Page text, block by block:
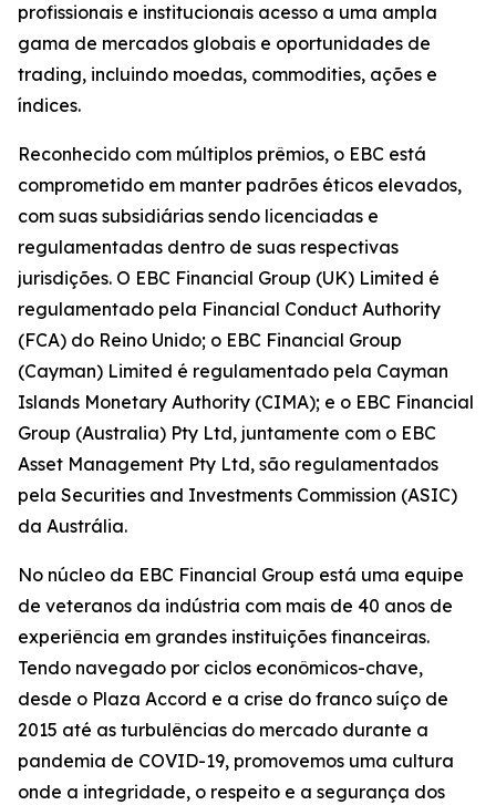
profissionais e institucionais acesso a uma ampla
gama de mercados globais e oportunidades de
trading, incluindo moedas, commodities, ações e
índices.
Reconhecido com múltiplos prêmios, o EBC está
comprometido em manter padrões éticos elevados,
com suas subsidiárias sendo licenciadas e
regulamentadas dentro de suas respectivas
jurisdições. O EBC Financial Group (UK) Limited é
regulamentado pela Financial Conduct Authority
(FCA) do Reino Unido; o EBC Financial Group
(Cayman) Limited é regulamentado pela Cayman
Islands Monetary Authority (CIMA); e o EBC Financial
Group (Australia) Pty Ltd, juntamente com o EBC
Asset Management Pty Ltd, são regulamentados
pela Securities and Investments Commission (ASIC)
da Austrália.
No núcleo da EBC Financial Group está uma equipe
de veteranos da indústria com mais de 40 anos de
experiência em grandes instituições financeiras.
Tendo navegado por ciclos econômicos-chave,
desde o Plaza Accord e a crise do franco suíço de
2015 até as turbulências do mercado durante a
pandemia de COVID-19, promovemos uma cultura
onde a integridade, o respeito e a segurança dos